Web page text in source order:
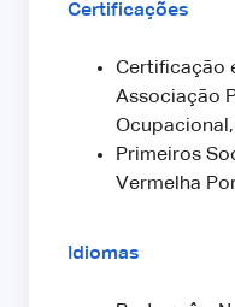
Certificações
Certificação
Associação
Primeiros
Vermelha
Idiomas